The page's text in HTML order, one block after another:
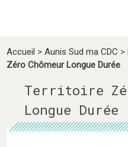
Accueil >Aunis Sud ma CDC >
Zéro Chômeur Longue Durée
Territoire
Longue Durée